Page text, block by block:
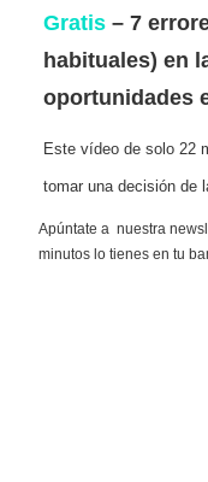
Gratis – 7
habituales) en
oportunidades
Este vídeo de solo 22
tomar una decisión de
Apúntate a nuestra
minutos lo tienes en tu